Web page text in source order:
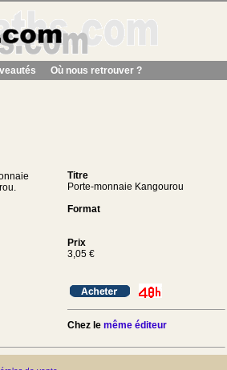
Où nous retrouver ?
Titre
Porte-monnaie Kangourou
Format
Prix
3,05 €
Chez le même éditeur